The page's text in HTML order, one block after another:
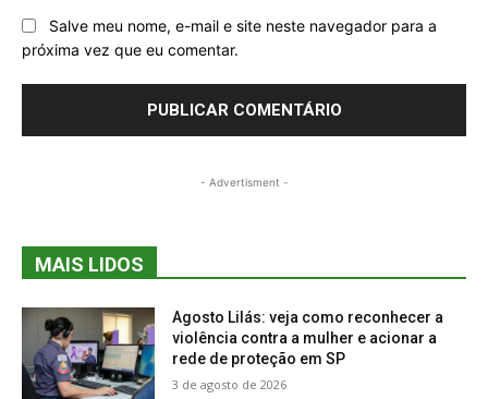
Salve meu nome, e-mail e site neste navegador para a
próxima vez que eu comentar.
- Advertisment -
MAIS LIDOS
Agosto Lilás: veja como reconhecer a
violência contra a mulher e acionar a
rede de proteção em SP
3 de agosto de 2026